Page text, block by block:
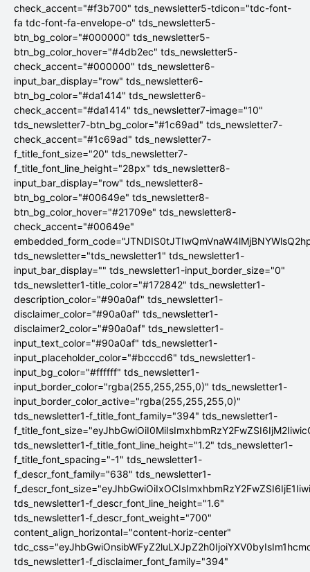
check_accent="#f3b700" tds_newsletter5-tdicon="tdc-font-
fa tdc-font-fa-envelope-o" tds_newsletter5-
btn_bg_color="#000000" tds_newsletter5-
btn_bg_color_hover="#4db2ec" tds_newsletter5-
check_accent="#000000" tds_newsletter6-
input_bar_display="row" tds_newsletter6-
btn_bg_color="#da1414" tds_newsletter6-
check_accent="#da1414" tds_newsletter7-image="10"
tds_newsletter7-btn_bg_color="#1c69ad" tds_newsletter7-
check_accent="#1c69ad" tds_newsletter7-
f_title_font_size="20" tds_newsletter7-
f_title_font_line_height="28px" tds_newsletter8-
input_bar_display="row" tds_newsletter8-
btn_bg_color="#00649e" tds_newsletter8-
btn_bg_color_hover="#21709e" tds_newsletter8-
check_accent="#00649e"
tds_newsletter="tds_newsletter1" tds_newsletter1-
input_bar_display="" tds_newsletter1-input_border_size="0"
tds_newsletter1-title_color="#172842" tds_newsletter1-
description_color="#90a0af" tds_newsletter1-
disclaimer_color="#90a0af" tds_newsletter1-
disclaimer2_color="#90a0af" tds_newsletter1-
input_text_color="#90a0af" tds_newsletter1-
input_placeholder_color="#bcccd6" tds_newsletter1-
input_bg_color="#ffffff" tds_newsletter1-
input_border_color="rgba(255,255,255,0)" tds_newsletter1-
input_border_color_active="rgba(255,255,255,0)"
tds_newsletter1-f_title_font_family="394" tds_newsletter1-
tds_newsletter1-f_title_font_line_height="1.2" tds_newsletter1-
f_title_font_spacing="-1" tds_newsletter1-
f_descr_font_family="638" tds_newsletter1-
tds_newsletter1-f_descr_font_line_height="1.6"
tds_newsletter1-f_descr_font_weight="700"
content_align_horizontal="content-horiz-center"
tds_newsletter1-f_disclaimer_font_family="394"